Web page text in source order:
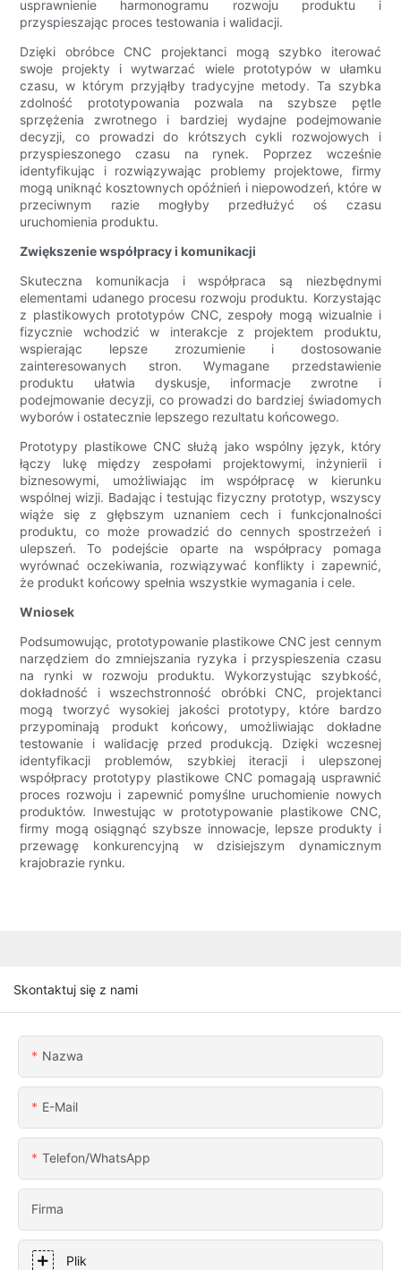
usprawnienie harmonogramu rozwoju produktu i
przyspieszając proces testowania i walidacji.
Dzięki obróbce CNC projektanci mogą szybko iterować
swoje projekty i wytwarzać wiele prototypów w ułamku
czasu, w którym przyjąłby tradycyjne metody. Ta szybka
zdolność prototypowania pozwala na szybsze pętle
sprzężenia zwrotnego i bardziej wydajne podejmowanie
decyzji, co prowadzi do krótszych cykli rozwojowych i
przyspieszonego czasu na rynek. Poprzez wcześnie
identyfikując i rozwiązywając problemy projektowe, firmy
mogą uniknąć kosztownych opóźnień i niepowodzeń, które w
przeciwnym razie mogłyby przedłużyć oś czasu
uruchomienia produktu.
Zwiększenie współpracy i komunikacji
Skuteczna komunikacja i współpraca są niezbędnymi
elementami udanego procesu rozwoju produktu. Korzystając
z plastikowych prototypów CNC, zespoły mogą wizualnie i
fizycznie wchodzić w interakcje z projektem produktu,
wspierając lepsze zrozumienie i dostosowanie
zainteresowanych stron. Wymagane przedstawienie
produktu ułatwia dyskusje, informacje zwrotne i
podejmowanie decyzji, co prowadzi do bardziej świadomych
wyborów i ostatecznie lepszego rezultatu końcowego.
Prototypy plastikowe CNC służą jako wspólny język, który
łączy lukę między zespołami projektowymi, inżynierii i
biznesowymi, umożliwiając im współpracę w kierunku
wspólnej wizji. Badając i testując fizyczny prototyp, wszyscy
wiąże się z głębszym uznaniem cech i funkcjonalności
produktu, co może prowadzić do cennych spostrzeżeń i
ulepszeń. To podejście oparte na współpracy pomaga
wyrównać oczekiwania, rozwiązywać konflikty i zapewnić,
że produkt końcowy spełnia wszystkie wymagania i cele.
Wniosek
Podsumowując, prototypowanie plastikowe CNC jest cennym
narzędziem do zmniejszania ryzyka i przyspieszenia czasu
na rynki w rozwoju produktu. Wykorzystując szybkość,
dokładność i wszechstronność obróbki CNC, projektanci
mogą tworzyć wysokiej jakości prototypy, które bardzo
przypominają produkt końcowy, umożliwiając dokładne
testowanie i walidację przed produkcją. Dzięki wczesnej
identyfikacji problemów, szybkiej iteracji i ulepszonej
współpracy prototypy plastikowe CNC pomagają usprawnić
proces rozwoju i zapewnić pomyślne uruchomienie nowych
produktów. Inwestując w prototypowanie plastikowe CNC,
firmy mogą osiągnąć szybsze innowacje, lepsze produkty i
przewagę konkurencyjną w dzisiejszym dynamicznym
krajobrazie rynku.
Skontaktuj się z nami
Nazwa
E-Mail
Telefon/WhatsApp
Firma
Plik